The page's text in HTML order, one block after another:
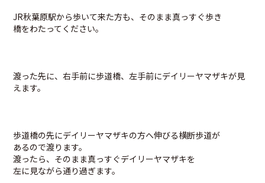
JR秋葉原駅から歩いて来た方も、そのまま真っすぐ歩き
橋をわたってください。
渡った先に、右手前に歩道橋、左手前にデイリーヤマザキが見
えます。
歩道橋の先にデイリーヤマザキの方へ伸びる横断歩道が
あるので渡ります。
渡ったら、そのまま真っすぐデイリーヤマザキを
左に見ながら通り過ぎます。